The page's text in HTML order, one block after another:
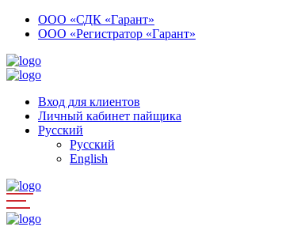
ООО «СДК «Гарант»
ООО «Регистратор «Гарант»
Вход для клиентов
Личный кабинет пайщика
Русский
Русский
English